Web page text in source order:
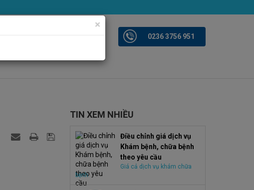
Thư viện ảnh Videoclips 0236 3756 951
TIN XEM NHIỀU
Điều chỉnh giá dịch vụ
Khám bệnh, chữa bệnh
theo yêu cầu
Giá cả dịch vụ khám chữa
bệnh
×